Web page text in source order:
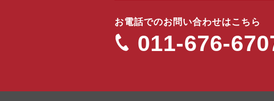
お電話でのお問い合わせはこちら
011-676-